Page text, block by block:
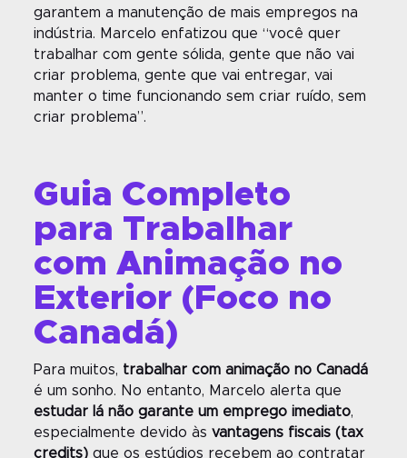
garantem a manutenção de mais empregos na
indústria. Marcelo enfatizou que “você quer
trabalhar com gente sólida, gente que não vai
criar problema, gente que vai entregar, vai
manter o time funcionando sem criar ruído, sem
criar problema”.
Guia Completo
para Trabalhar
com Animação no
Exterior (Foco no
Canadá)
Para muitos, trabalhar com animação no Canadá
é um sonho. No entanto, Marcelo alerta que
estudar lá não garante um emprego imediato,
especialmente devido às vantagens fiscais (tax
credits)que os estúdios recebem ao contratar